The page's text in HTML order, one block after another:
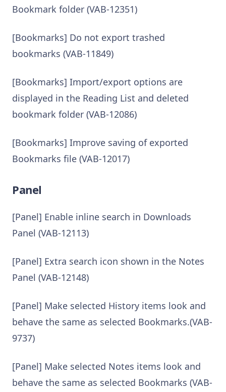
Bookmark folder (VAB-12351)
[Bookmarks] Do not export trashed
bookmarks (VAB-11849)
[Bookmarks] Import/export options are
displayed in the Reading List and deleted
bookmark folder (VAB-12086)
[Bookmarks] Improve saving of exported
Bookmarks file (VAB-12017)
Panel
[Panel] Enable inline search in Downloads
Panel (VAB-12113)
[Panel] Extra search icon shown in the Notes
Panel (VAB-12148)
[Panel] Make selected History items look and
behave the same as selected Bookmarks.(VAB-
9737)
[Panel] Make selected Notes items look and
behave the same as selected Bookmarks (VAB-